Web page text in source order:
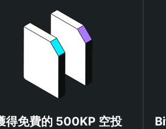
得免費的 500KP 空投